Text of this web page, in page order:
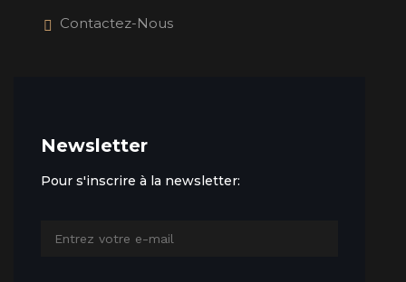
Contactez-Nous
Newsletter
Pour s'inscrire à la newsletter: